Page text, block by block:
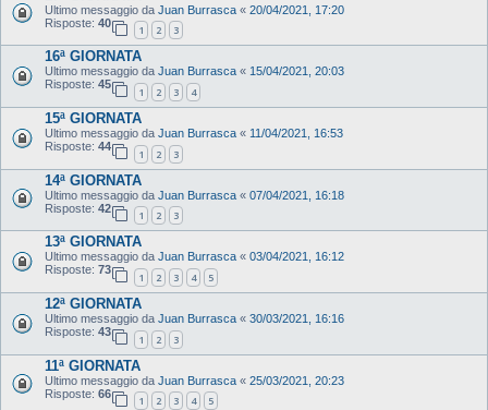
Ultimo messaggio da Juan Burrasca « 20/04/2021, 17:20
Risposte: 40
1 2 3
16ª GIORNATA
Ultimo messaggio da Juan Burrasca « 15/04/2021, 20:03
Risposte: 45
1 2 3 4
15ª GIORNATA
Ultimo messaggio da Juan Burrasca « 11/04/2021, 16:53
Risposte: 44
1 2 3
14ª GIORNATA
Ultimo messaggio da Juan Burrasca « 07/04/2021, 16:18
Risposte: 42
1 2 3
13ª GIORNATA
Ultimo messaggio da Juan Burrasca « 03/04/2021, 16:12
Risposte: 73
1 2 3 4 5
12ª GIORNATA
Ultimo messaggio da Juan Burrasca « 30/03/2021, 16:16
Risposte: 43
1 2 3
11ª GIORNATA
Ultimo messaggio da Juan Burrasca « 25/03/2021, 20:23
Risposte: 66
1 2 3 4 5